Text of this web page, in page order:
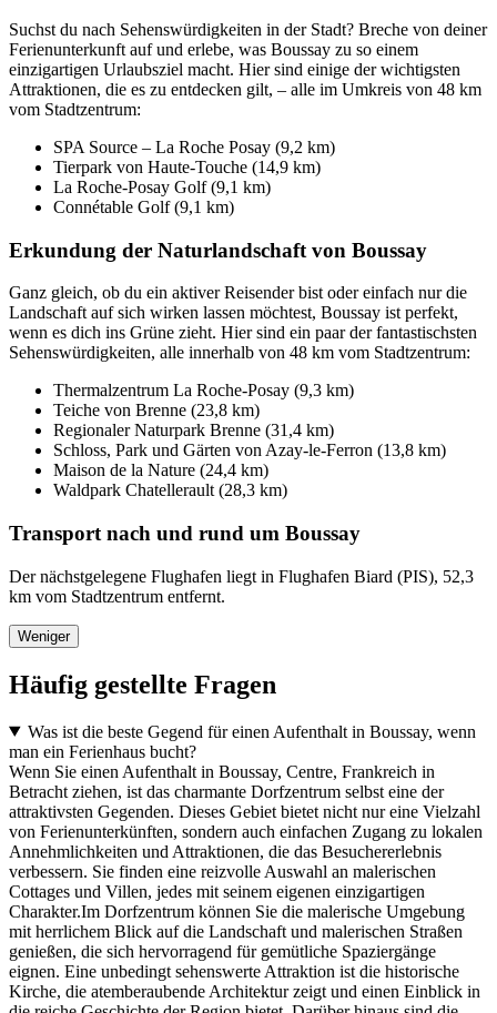
Suchst du nach Sehenswürdigkeiten in der Stadt? Breche von deiner
Ferienunterkunft auf und erlebe, was Boussay zu so einem
einzigartigen Urlaubsziel macht. Hier sind einige der wichtigsten
Attraktionen, die es zu entdecken gilt, – alle im Umkreis von 48 km
vom Stadtzentrum:
SPA Source – La Roche Posay (9,2 km)
Tierpark von Haute-Touche (14,9 km)
La Roche-Posay Golf (9,1 km)
Connétable Golf (9,1 km)
Erkundung der Naturlandschaft von Boussay
Ganz gleich, ob du ein aktiver Reisender bist oder einfach nur die
Landschaft auf sich wirken lassen möchtest, Boussay ist perfekt,
wenn es dich ins Grüne zieht. Hier sind ein paar der fantastischsten
Sehenswürdigkeiten, alle innerhalb von 48 km vom Stadtzentrum:
Thermalzentrum La Roche-Posay (9,3 km)
Teiche von Brenne (23,8 km)
Regionaler Naturpark Brenne (31,4 km)
Schloss, Park und Gärten von Azay-le-Ferron (13,8 km)
Maison de la Nature (24,4 km)
Waldpark Chatellerault (28,3 km)
Transport nach und rund um Boussay
Der nächstgelegene Flughafen liegt in Flughafen Biard (PIS), 52,3
km vom Stadtzentrum entfernt.
Weniger
Häufig gestellte Fragen
Was ist die beste Gegend für einen Aufenthalt in Boussay, wenn
man ein Ferienhaus bucht?
Wenn Sie einen Aufenthalt in Boussay, Centre, Frankreich in
Betracht ziehen, ist das charmante Dorfzentrum selbst eine der
attraktivsten Gegenden. Dieses Gebiet bietet nicht nur eine Vielzahl
von Ferienunterkünften, sondern auch einfachen Zugang zu lokalen
Annehmlichkeiten und Attraktionen, die das Besuchererlebnis
verbessern. Sie finden eine reizvolle Auswahl an malerischen
Cottages und Villen, jedes mit seinem eigenen einzigartigen
Charakter.Im Dorfzentrum können Sie die malerische Umgebung
mit herrlichem Blick auf die Landschaft und malerischen Straßen
genießen, die sich hervorragend für gemütliche Spaziergänge
eignen. Eine unbedingt sehenswerte Attraktion ist die historische
Kirche, die atemberaubende Architektur zeigt und einen Einblick in